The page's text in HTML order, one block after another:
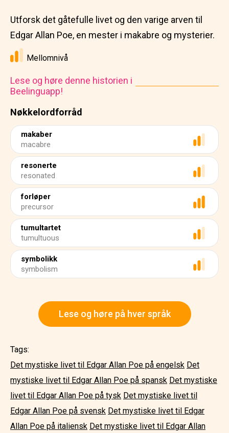
Nøkkelordforråd
makaber
macabre
resonerte
resonated
forløper
precursor
tumultartet
tumultuous
symbolikk
symbolism
Utforsk det gåtefulle livet og den varige arven til
Edgar Allan Poe, en mester i makabre og mysterier.
Mellomnivå
Lese og høre denne historien i
Beelinguapp!
Lese og høre på hver språk
Tags:
Det mystiske livet til Edgar Allan Poe på engelsk Det
mystiske livet til Edgar Allan Poe på spansk Det mystiske
livet til Edgar Allan Poe på tysk Det mystiske livet til
Edgar Allan Poe på svensk Det mystiske livet til Edgar
Allan Poe på italiensk Det mystiske livet til Edgar Allan